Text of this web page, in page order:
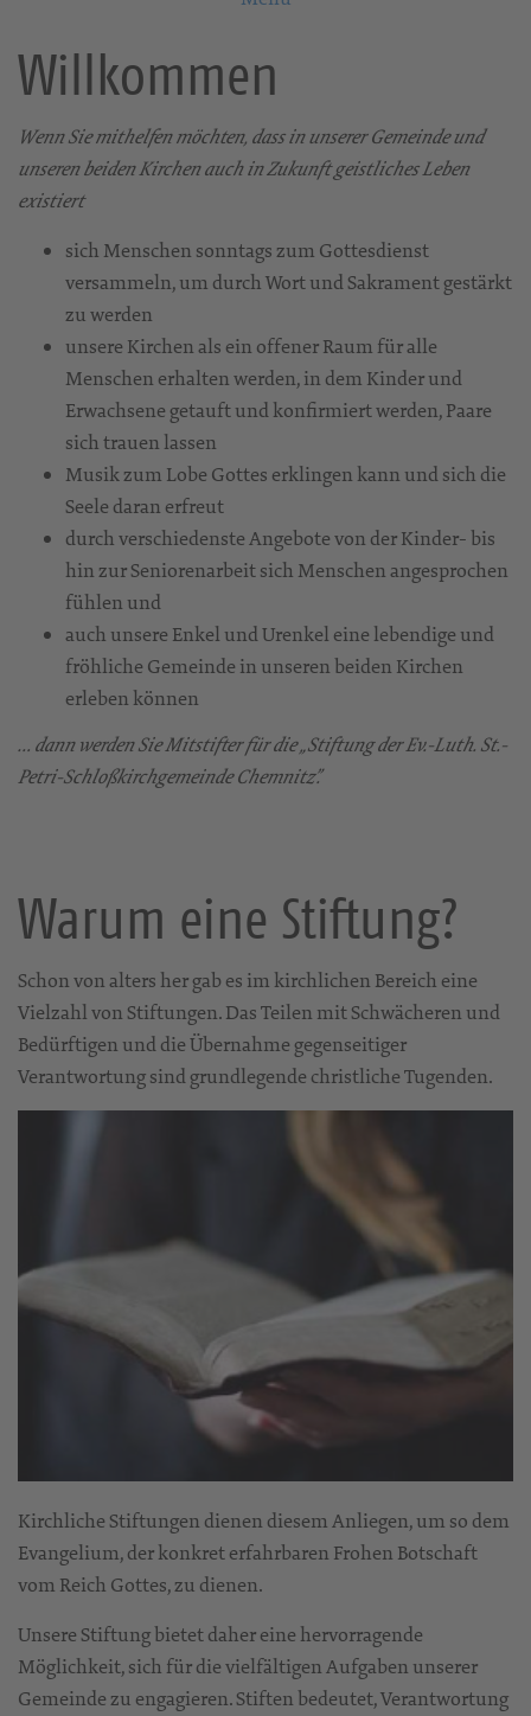
Willkommen
Wenn Sie mithelfen möchten, dass in unserer Gemeinde und
unseren beiden Kirchen auch in Zukunft geistliches Leben
existiert
sich Menschen sonntags zum Gottesdienst
versammeln, um durch Wort und Sakrament gestärkt
zu werden
unsere Kirchen als ein offener Raum für alle
Menschen erhalten werden, in dem Kinder und
Erwachsene getauft und konfirmiert werden, Paare
sich trauen lassen
Musik zum Lobe Gottes erklingen kann und sich die
Seele daran erfreut
durch verschiedenste Angebote von der Kinder- bis
hin zur Seniorenarbeit sich Menschen angesprochen
fühlen und
auch unsere Enkel und Urenkel eine lebendige und
fröhliche Gemeinde in unseren beiden Kirchen
erleben können
… dann werden Sie Mitstifter für die „Stiftung der Ev.-Luth. St.-
Petri-Schloßkirchgemeinde Chemnitz”.
Warum eine Stiftung?
Schon von alters her gab es im kirchlichen Bereich eine
Vielzahl von Stiftungen. Das Teilen mit Schwächeren und
Bedürftigen und die Übernahme gegenseitiger
Verantwortung sind grundlegende christliche Tugenden.
Kirchliche Stiftungen dienen diesem Anliegen, um so dem
Evangelium, der konkret erfahrbaren Frohen Botschaft
vom Reich Gottes, zu dienen.
Unsere Stiftung bietet daher eine hervorragende
Möglichkeit, sich für die vielfältigen Aufgaben unserer
Gemeinde zu engagieren. Stiften bedeutet, Verantwortung